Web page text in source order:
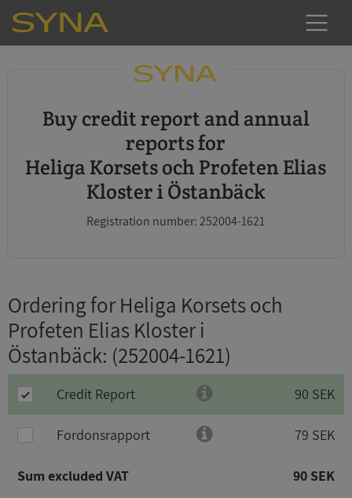
Buy credit report and annual
reports for
Heliga Korsets och Profeten Elias
Kloster i Östanbäck
Registration number: 252004-1621
Ordering for Heliga Korsets och
Profeten Elias Kloster i
Östanbäck: (252004-1621)
Credit Report 90 SEK
Fordonsrapport 79 SEK
Sum excluded VAT 90 SEK